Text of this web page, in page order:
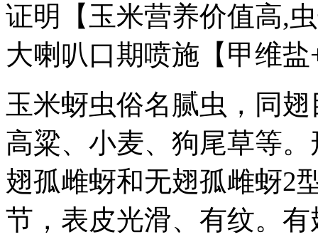
证明【玉米营养价值高,
大喇叭口期喷施【甲维
玉米蚜虫俗名腻虫，同
高粱、小麦、狗尾草等
翅孤雌蚜和无翅孤雌蚜2
节，表皮光滑、有纹。